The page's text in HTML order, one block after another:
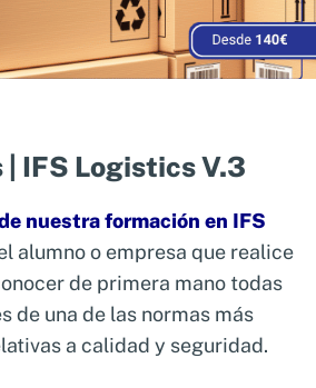
| IFS Logistics V.3
nuestra formación en IFS
alumno o empresa que realice
de primera mano todas
de una de las normas más
a calidad y seguridad.